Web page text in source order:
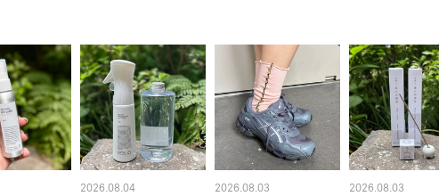
2026.08.04 2026.08.03 2026.08.03